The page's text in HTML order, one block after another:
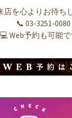
店を心よりお待ち
📞 03-3251-0080
💻 Web予約も可能で